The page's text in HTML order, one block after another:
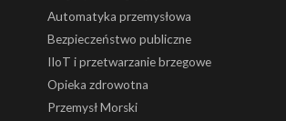
Automatyka przemysłowa
Bezpieczeństwo publiczne
IIoT i przetwarzanie brzegowe
Opieka zdrowotna
Przemysł Morski